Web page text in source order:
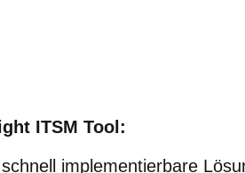
ITSM Tool:
implementierbare